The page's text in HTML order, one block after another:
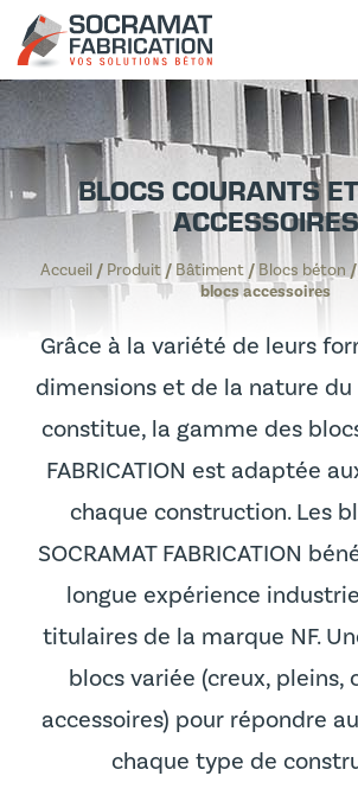
BLOCS COURANTS
ACCESSOIRES
Accueil / Produit / Bâtiment / Blocs béton /
blocs accessoires
Grâce à la variété de leurs
dimensions et de la nature
constitue, la gamme des
FABRICATION est adaptée
chaque construction. Les
SOCRAMAT FABRICATION
longue expérience
titulaires de la marque NF.
blocs variée (creux, pleins,
accessoires) pour répondre
chaque type de